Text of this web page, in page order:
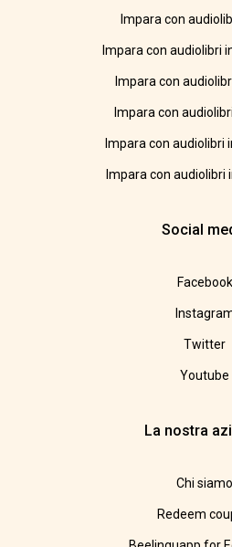
Impara con
Impara con audiolibri
Impara con
Impara con
Impara con audiolibri
Impara con audiolibri
Social
Facebook
Twitter
Youtube
La nostra
Chi siamo
Redeem